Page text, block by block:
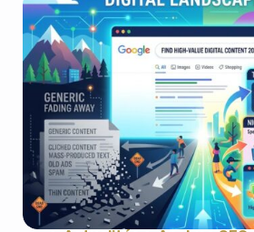
It looks like
using an ad-